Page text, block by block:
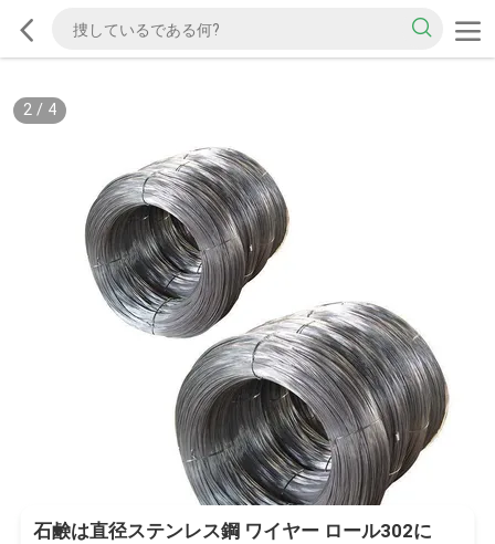
2/ 4
石鹸は直径ステンレス鋼 ワイヤー ロール302に